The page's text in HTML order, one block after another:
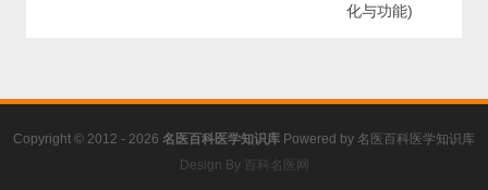
化与功能)
Copyright © 2012 - 2026 名医百科医学知识库 Powered by 名医百科医学知识库
Design By 百科名医网